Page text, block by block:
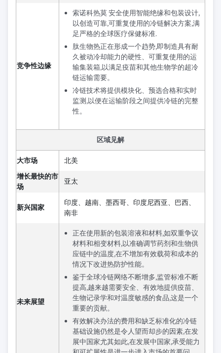
竞争性边缘
索诺科热莫 安全使用智能绝缘和包装设计,
以创造可靠,可重复使用的冷链解决方案,满
足严格的全球医疗保健标准.
肽生物热正在形成一个趋势,即制造具有耐
久被动冷却能力的硬性、可重复使用的运
输集装箱,以满足疫苗和其他生物学的超冷
链运输需要。
冷链技术将提供模块化、预选合格和实时
监测,以便在运输阶段之间提供冷链的完整
性。
区域见解
大市场
北美
增长最快的市
场
亚太
新兴国家
印度、越南、墨西哥、印度尼西亚、巴西、
南非
未来展望
正在使用新的包装溶液和材料,如双重争议
材料和相变材料,以准确调节药剂和生物供
应链中的温度,在不增加有效载荷和成本的
情况下改进热防护性能。
鉴于全球冷链网络不断增多,监管标准不断
提高,越来越需要安全、有效地提供疫苗、
生物记录学和对温度敏感的食品,这是一个
重要的贡献。
有效解决办法的费用和缺乏标准化的冷链
基础设施仍然是令人望而却步的因素,在发
展中国家尤其如此,在发展中国家,承受能力